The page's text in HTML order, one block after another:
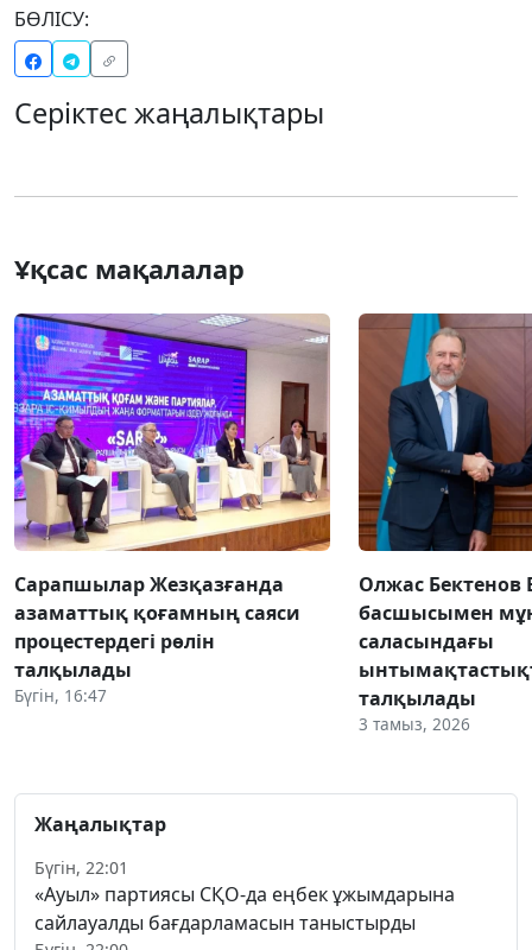
БӨЛІСУ:
Серіктес жаңалықтары
Ұқсас мақалалар
Сарапшылар Жезқазғанда
азаматтық қоғамның саяси
процестердегі рөлін
талқылады
Бүгін, 16:47
Олжас Бектенов
басшысымен
саласындағы
талқылады
3 тамыз, 2026
Жаңалықтар
Бүгін, 22:01
«Ауыл» партиясы СҚО-да еңбек ұжымдарына
сайлауалды бағдарламасын таныстырды